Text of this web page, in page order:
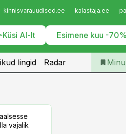
kinnisvarauudised.ee kalastaja.ee
Küsi AI-lt Esimene kuu -70%
Telli
lingid Radar
vajalik